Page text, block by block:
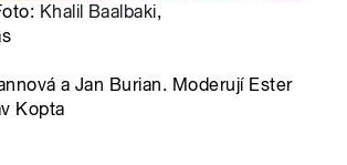
Khalil Baalbaki,
a Jan Burian. Moderují Ester
Kopta